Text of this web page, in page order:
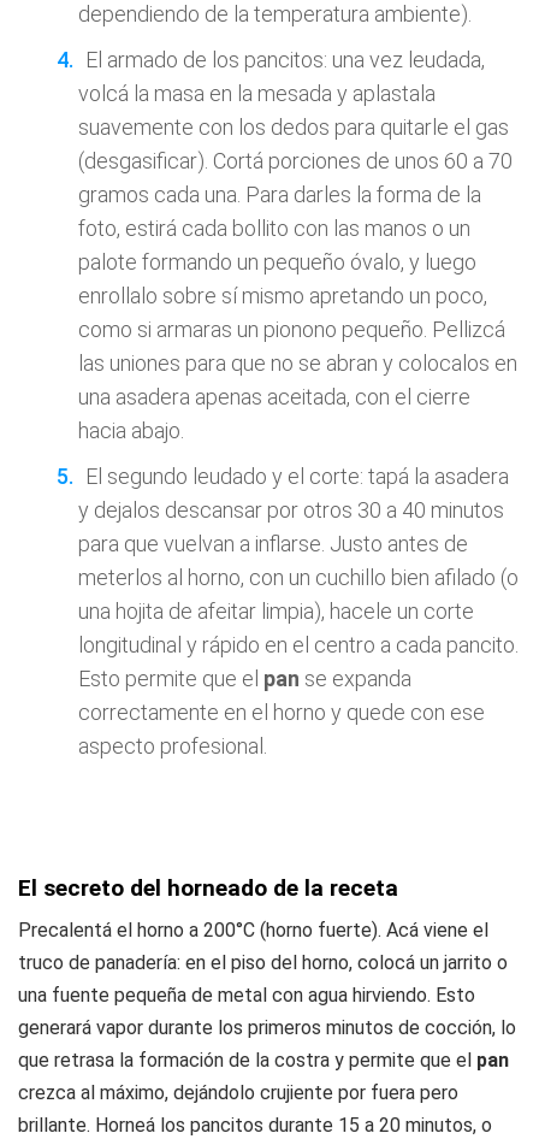
dependiendo de la temperatura ambiente).
El armado de los pancitos: una vez leudada,
volcá la masa en la mesada y aplastala
suavemente con los dedos para quitarle el gas
(desgasificar). Cortá porciones de unos 60 a 70
gramos cada una. Para darles la forma de la
foto, estirá cada bollito con las manos o un
palote formando un pequeño óvalo, y luego
enrollalo sobre sí mismo apretando un poco,
como si armaras un pionono pequeño. Pellizcá
las uniones para que no se abran y colocalos en
una asadera apenas aceitada, con el cierre
hacia abajo.
El segundo leudado y el corte: tapá la asadera
y dejalos descansar por otros 30 a 40 minutos
para que vuelvan a inflarse. Justo antes de
meterlos al horno, con un cuchillo bien afilado (o
una hojita de afeitar limpia), hacele un corte
longitudinal y rápido en el centro a cada pancito.
Esto permite que el pan se expanda
correctamente en el horno y quede con ese
aspecto profesional.
El secreto del horneado de la receta
Precalentá el horno a 200°C (horno fuerte). Acá viene el
truco de panadería: en el piso del horno, colocá un jarrito o
una fuente pequeña de metal con agua hirviendo. Esto
generará vapor durante los primeros minutos de cocción, lo
que retrasa la formación de la costra y permite que el pan
crezca al máximo, dejándolo crujiente por fuera pero
brillante. Horneá los pancitos durante 15 a 20 minutos, o